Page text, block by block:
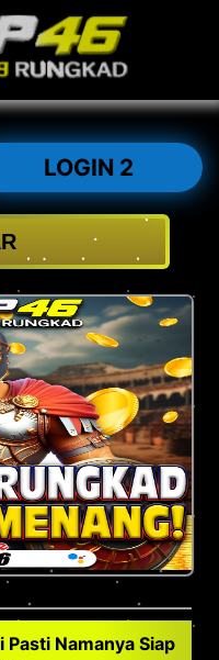
LOGIN 2
Pasti Namanya Siap